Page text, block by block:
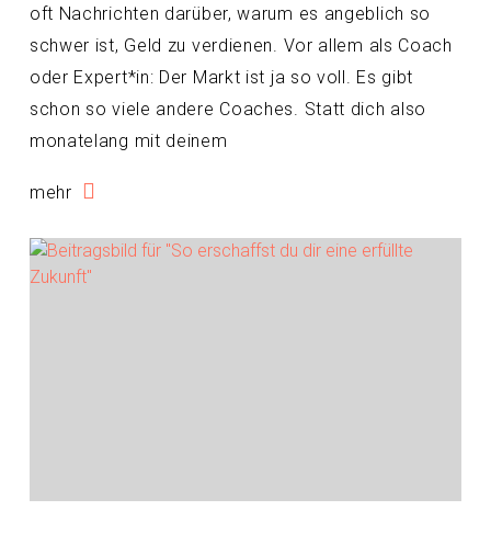
oft Nachrichten darüber, warum es angeblich so
schwer ist, Geld zu verdienen. Vor allem als Coach
oder Expert*in: Der Markt ist ja so voll. Es gibt
schon so viele andere Coaches. Statt dich also
monatelang mit deinem
mehr